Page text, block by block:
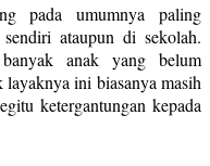
pada umumnya paling
ataupun di sekolah.
anak yang belum
layaknya ini biasanya masih
ketergantungan kepada